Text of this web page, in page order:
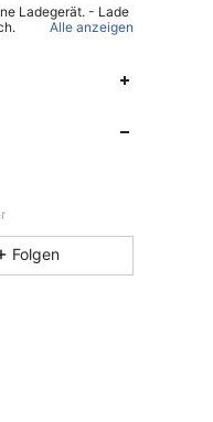
Ladegerät. - Lade
oder Explosion
eine Explosion
oder niedrigem L
Alle anzeigen
Folgen